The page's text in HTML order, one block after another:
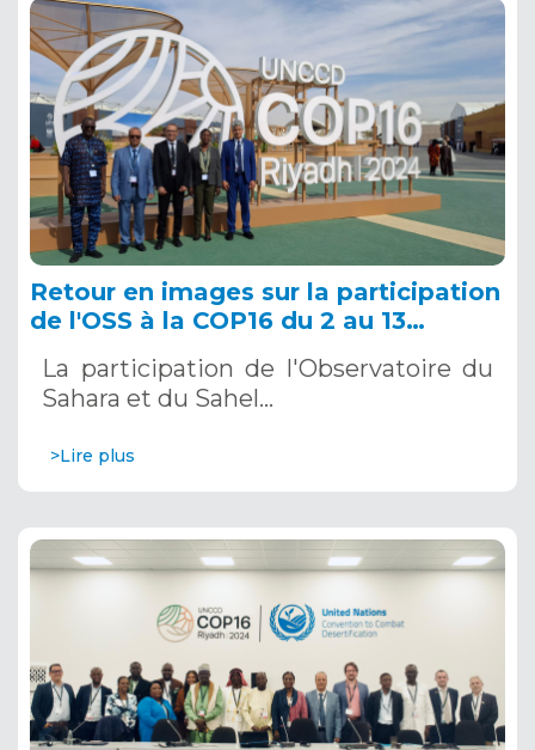
Retour en images sur la participation
de l'OSS à la COP16 du 2 au 13
Saoudite
La participation de l'Observatoire du
Sahara et du Sahel…
>Lire plus